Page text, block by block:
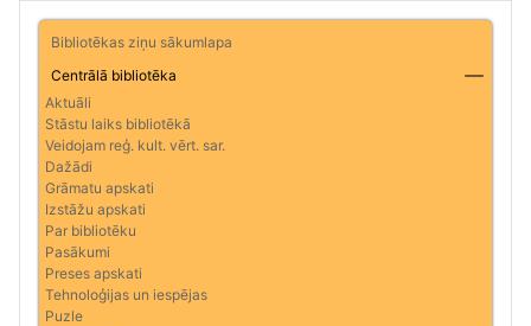
Bibliotēkas ziņu sākumlapa
Centrālā bibliotēka
Aktuāli
Stāstu laiks bibliotēkā
Veidojam reģ. kult. vērt. sar.
Dažādi
Grāmatu apskati
Izstāžu apskati
Par bibliotēku
Pasākumi
Preses apskati
Tehnoloģijas un iespējas
Puzle